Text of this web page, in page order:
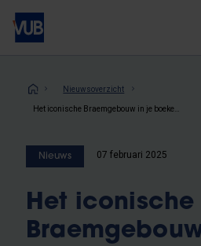
Overslaan
naar
inhoud
Nieuwsoverzicht
Nieuws 07 februari 2025
Het iconische